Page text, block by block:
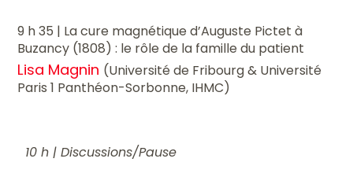
9 h 35 | La cure magnétique d’Auguste Pictet à
Buzancy (1808) : le rôle de la famille du patient
Lisa Magnin (Université de Fribourg & Université
Paris 1 Panthéon-Sorbonne, IHMC)
10 h |Discussions/Pause